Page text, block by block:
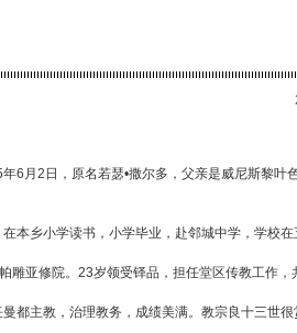
月2日，原名若瑟•撒尔多，父亲是威尼斯黎叶
本乡小学读书，小学毕业，赴邻城中学，学校
亚修院。23岁领受铎品，担任堂区传教工作
主教，治理教务，成绩美满。教宗良十三世很